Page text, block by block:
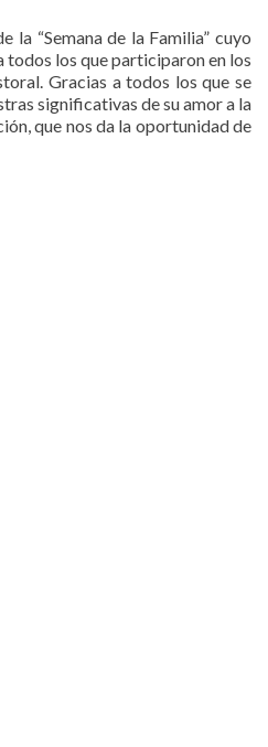
“Semana de la Familia” cuyo
todos los que participaron en los
Gracias a todos los que se
significativas de su amor a la
que nos da la oportunidad de